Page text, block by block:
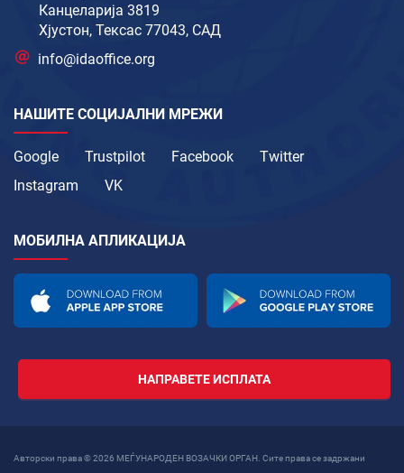
Канцеларија 3819
Хјустон, Тексас 77043, САД
info@idaoffice.org
НАШИТЕ СОЦИЈАЛНИ МРЕЖИ
Google Trustpilot Facebook
Twitter
Instagram
VK
МОБИЛНА АПЛИКАЦИЈА
НАПРАВЕТЕ ИСПЛАТА
Авторски права © 2026 МЕЃУНАРОДЕН ВОЗАЧКИ ОРГАН. Сите права се задржани